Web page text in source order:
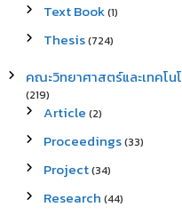
Text Book(1)
Thesis(724)
คณะวิทยาศาสตร์และเทคโ
(219)
Article (2)
Proceedings(33)
Project(34)
Research (44)